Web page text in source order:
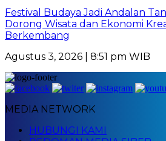
Festival Budaya Jadi Andalan
Dorong Wisata dan Ekonomi
Berkembang
Agustus 3, 2026 | 8:51 pm WIB
MEDIA NETWORK
HUBUNGI KAMI